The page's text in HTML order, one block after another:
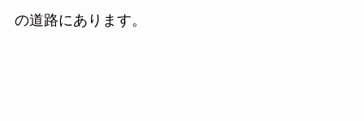
の道路にあります。